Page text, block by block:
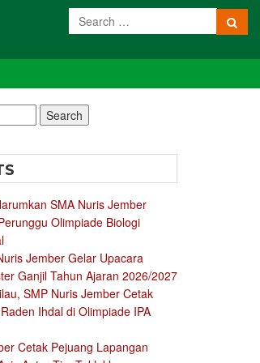
SMA Nuris Jember
Olimpiade Biologi
Jember Gelar Upacara
Ganjil Tahun Ajaran 2026/2027
SMP Nuris Jember Cetak
Ihdal di Olimpiade IPA
Cetak Pejuang Lapangan